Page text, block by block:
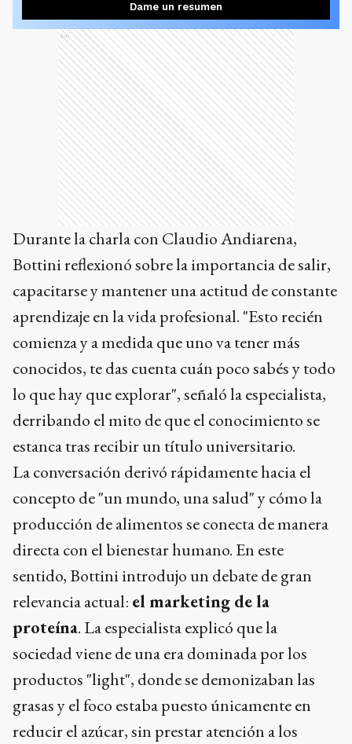
Dame un resumen
Ads
Durante la charla con Claudio Andiarena,
Bottini reflexionó sobre la importancia de salir,
capacitarse y mantener una actitud de constante
aprendizaje en la vida profesional. "Esto recién
comienza y a medida que uno va tener más
conocidos, te das cuenta cuán poco sabés y todo
lo que hay que explorar", señaló la especialista,
derribando el mito de que el conocimiento se
estanca tras recibir un título universitario.
La conversación derivó rápidamente hacia el
concepto de "un mundo, una salud" y cómo la
producción de alimentos se conecta de manera
directa con el bienestar humano. En este
sentido, Bottini introdujo un debate de gran
relevancia actual: el marketing de la
proteína. La especialista explicó que la
sociedad viene de una era dominada por los
productos "light", donde se demonizaban las
grasas y el foco estaba puesto únicamente en
reducir el azúcar, sin prestar atención a los